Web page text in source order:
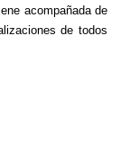
acompañada de
de todos